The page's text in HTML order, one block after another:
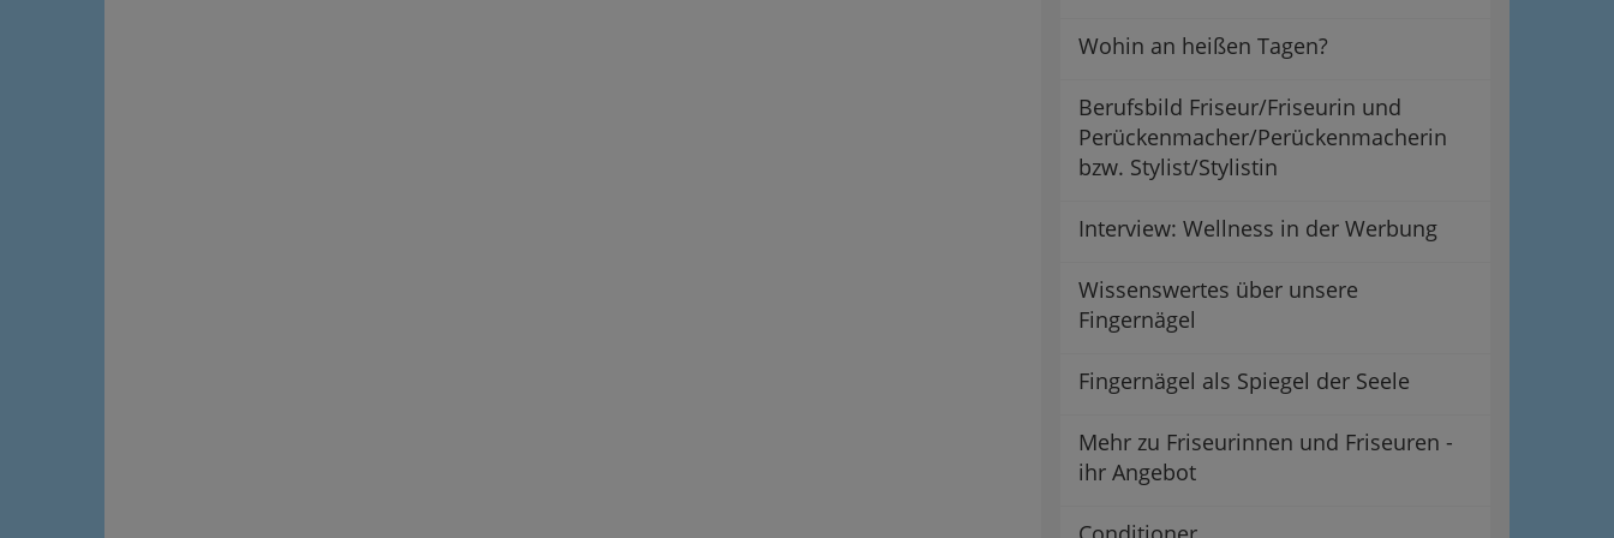
Wohin an heißen Tagen?
Berufsbild Friseur/Friseurin und
Perückenmacher/Perückenmacherin
bzw. Stylist/Stylistin
Interview: Wellness in der Werbung
Wissenswertes über unsere
Fingernägel
Fingernägel als Spiegel der Seele
Mehr zu Friseurinnen und Friseuren -
ihr Angebot